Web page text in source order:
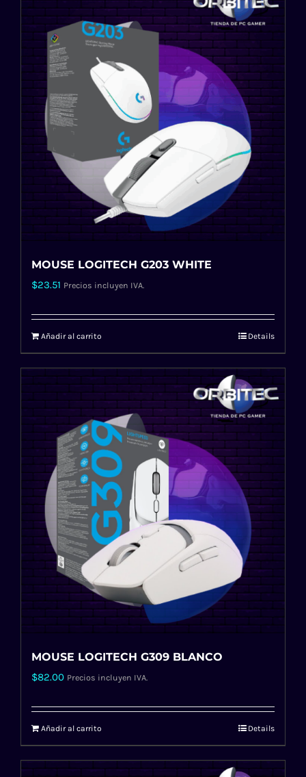
MOUSE LOGITECH G203 WHITE
$23.51 Precios incluyen IVA.
Añadir al carrito Details
MOUSE LOGITECH G309 BLANCO
$82.00 Precios incluyen IVA.
Añadir al carrito Details